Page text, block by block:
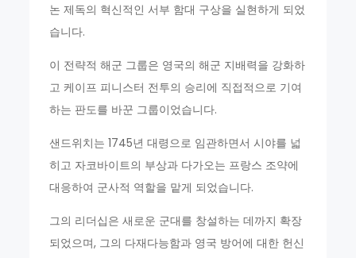
논 제독의 혁신적인 서부 함대 구상을 실현하게 되었
습니다.
이 전략적 해군 그룹은 영국의 해군 지배력을 강화하
고 케이프 피니스터 전투의 승리에 직접적으로 기여
하는 판도를 바꾼 그룹이었습니다.
샌드위치는 1745년 대령으로 임관하면서 시야를 넓
히고 자코바이트의 부상과 다가오는 프랑스 조약에
대응하여 군사적 역할을 맡게 되었습니다.
그의 리더십은 새로운 군대를 창설하는 데까지 확장
되었으며, 그의 다재다능함과 영국 방어에 대한 헌신